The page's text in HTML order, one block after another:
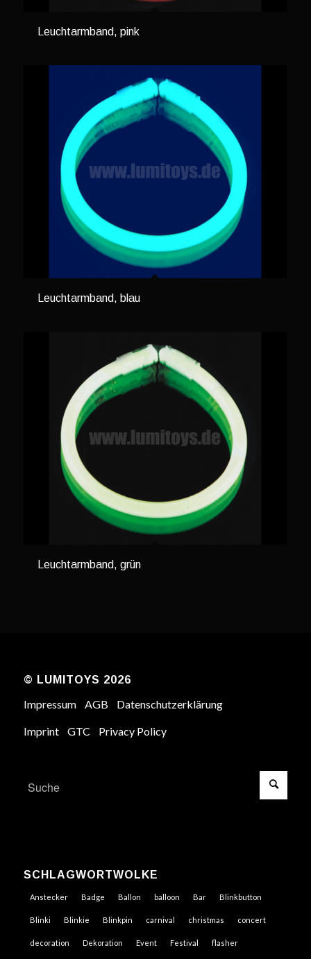
Leuchtarmband, pink
Leuchtarmband, blau
Leuchtarmband, grün
© LUMITOYS 2026
Impressum AGB Datenschutzerklärung
Imprint GTC Privacy Policy
SCHLAGWORTWOLKE
Anstecker Badge Ballon balloon Bar Blinkbutton
Blinki Blinkie Blinkpin carnival christmas concert
decoration Dekoration Event Festival flasher